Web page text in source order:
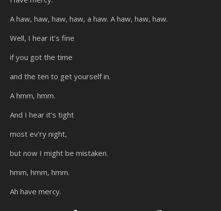
A haw, haw, haw, haw, a haw. A haw, haw, haw.
Well, I hear it’s fine
if you got the time
and the ten to get yourself in.
A hmm, hmm.
And I hear it’s tight
most ev’ry night,
but now I might be mistaken.
hmm, hmm, hmm.
Ah have mercy.